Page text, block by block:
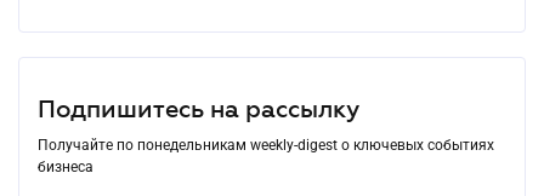
Подпишитесь на рассылку
Получайте по понедельникам weekly-digest о ключевых событиях
бизнеса